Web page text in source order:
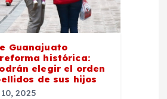
Guanajuato
histórica:
elegir el orden
de sus hijos
2025